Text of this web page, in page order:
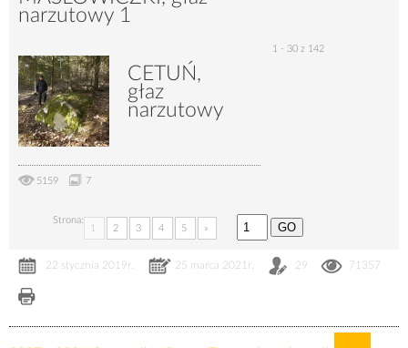
narzutowy 1
4033 11
CETUŃ,
głaz
narzutowy
5159 7
1 - 30 z 142
1 2 3 4 5 »
Strona:
22 stycznia 2019r. 25 marca 2021r. 29 71357